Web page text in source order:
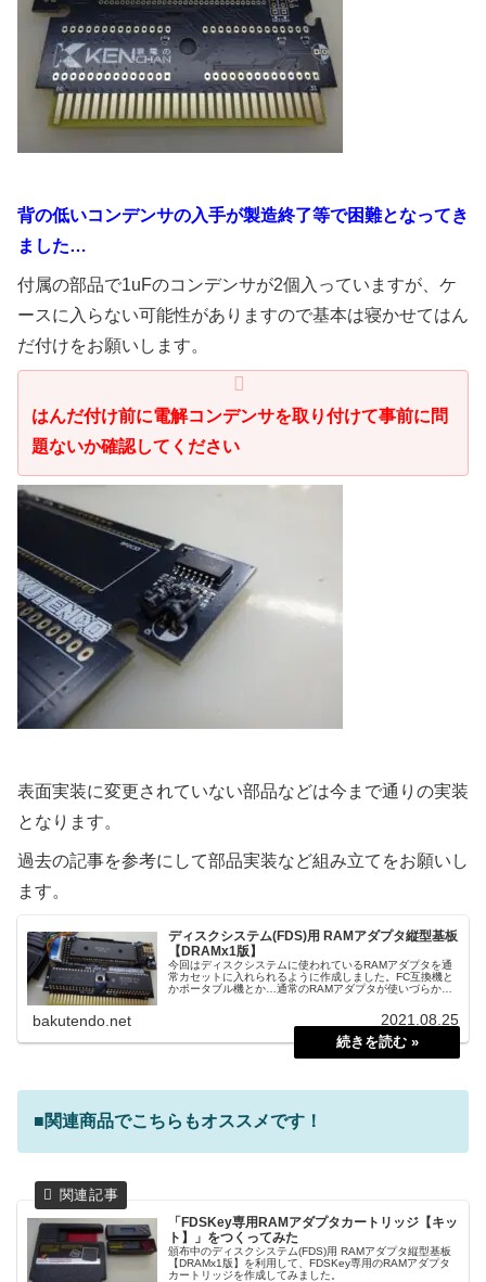
背の低いコンデンサの入手が製造終了等で困難となってき
ました…
付属の部品で1uFのコンデンサが2個入っていますが、ケ
ースに入らない可能性がありますので基本は寝かせてはん
だ付けをお願いします。
はんだ付け前に電解コンデンサを取り付けて事前に問
題ないか確認してください
表面実装に変更されていない部品などは今まで通りの実装
となります。
過去の記事を参考にして部品実装など組み立てをお願いし
ます。
ディスクシステム(FDS)用 RAMアダプタ縦型基板
【DRAMx1版】
今回はディスクシステムに使われているRAMアダプタを通
常カセットに入れられるように作成しました。FC互換機と
かポータブル機とか…通常のRAMアダプタが使いづらかっ
bakutendo.net 2021.08.25
■関連商品でこちらもオススメです！
「FDSKey専用RAMアダプタカートリッジ【キッ
ト】」をつくってみた
頒布中のディスクシステム(FDS)用 RAMアダプタ縦型基板
【DRAMx1版】を利用して、FDSKey専用のRAMアダプタ
カートリッジを作成してみました。